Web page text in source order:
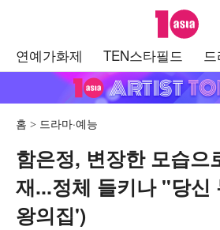
텐아시아
연예가화제 TEN스타필드
홈 드라마·예능
함은정, 변장한 모습으
재...정체 들키나 "당신
왕의집')